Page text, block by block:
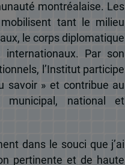
montréalaise. Les
tant le milieu
le corps diplomatique
Par son
l’Institut participe
savoir » et contribue au
national et
dans le souci que j’ai
pertinente et de haute